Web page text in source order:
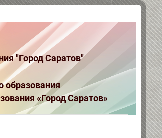
"Город Саратов"
образования
«Город Саратов»